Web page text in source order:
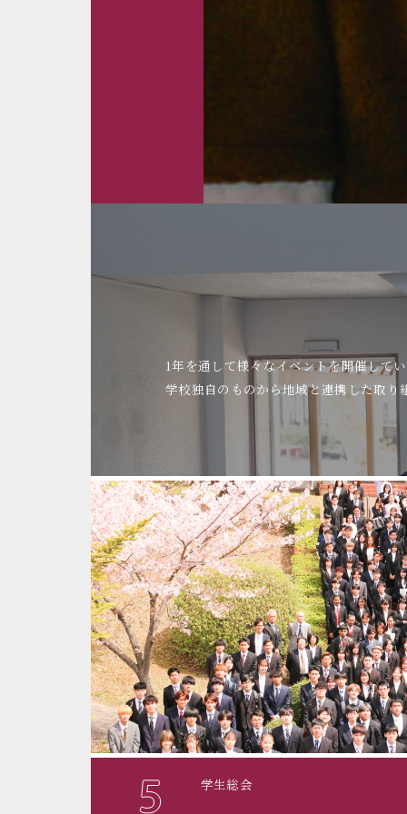
1年を通して様々なイベントを開催して
学校独自のものから地域と連携した取
学生総会